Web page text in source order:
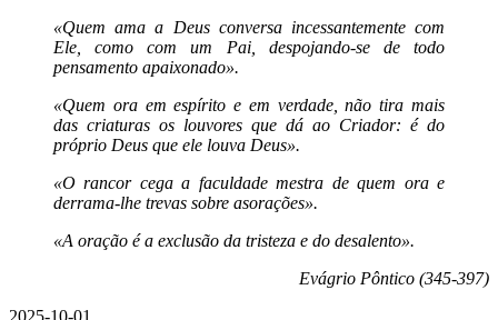
«Quem ama a Deus conversa incessantemente com
Ele, como com um Pai, despojando-se de todo
pensamento apaixonado».
«Quem ora em espírito e em verdade, não tira mais
das criaturas os louvores que dá ao Criador: é do
próprio Deus que ele louva Deus».
«O rancor cega a faculdade mestra de quem ora e
derrama-lhe trevas sobre asorações».
«A oração é a exclusão da tristeza e do desalento».
Evágrio Pôntico (345-397)
2025-10-01